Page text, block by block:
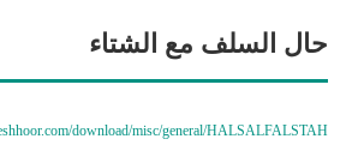
حال السلف مع الشتاء
download/misc/general/HALSALFALSTAH